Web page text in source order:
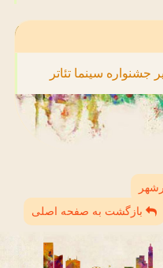
جشنواره سینما تئاتر
بازگشت به صفحه اصلی